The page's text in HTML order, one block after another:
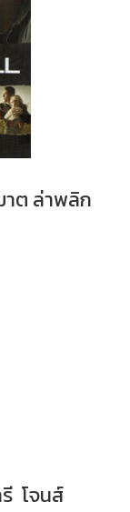
าต ล่าพลิก
โจนส์